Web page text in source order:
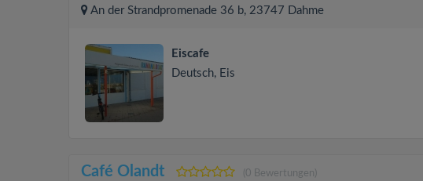
An der Strandpromenade 36 b, 23747 Dahme
Eiscafe
Deutsch, Eis
Café Olandt (0 Bewertungen)